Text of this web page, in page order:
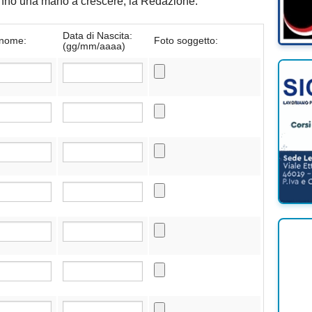
Data di Nascita:
(gg/mm/aaaa)
Foto soggetto: